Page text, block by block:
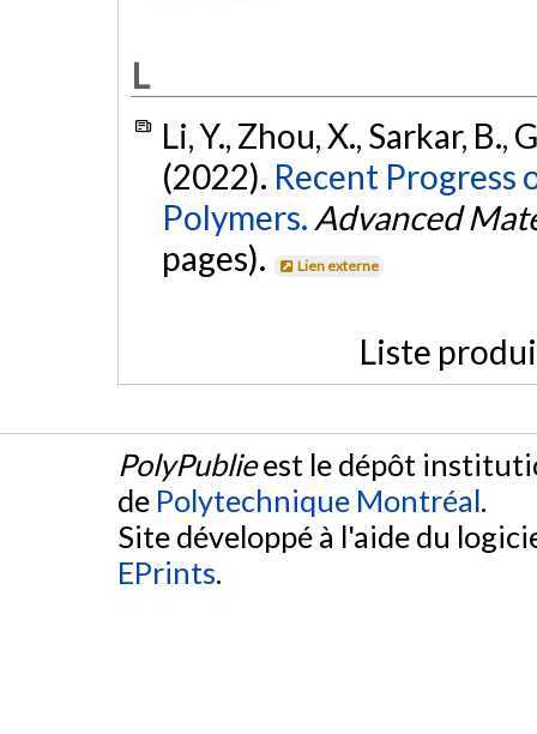
L
Li, Y., Zhou, X., Sarkar,
(2022). Recent Progress
Polymers. Advanced
pages).
Lien externe
Liste
PolyPublieest le dépôt
de Polytechnique Montréal.
Site développé à l'aide du
EPrints.